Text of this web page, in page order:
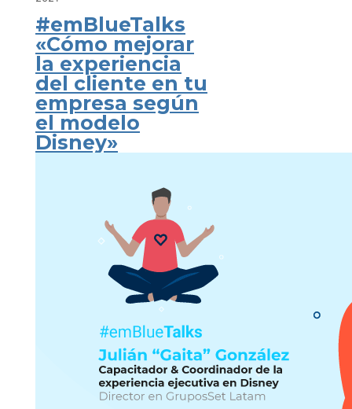
#emBlueTalks
«Cómo mejorar
la experiencia
del cliente en tu
empresa según
el modelo
Disney»